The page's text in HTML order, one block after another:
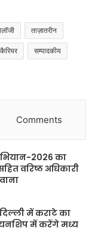
ताज़ातरीन
कैरियर सम्पादकीय
Comments
2026 का
वरिष्ठ अधिकारी
में कराटे का
में करेंगे मध्य